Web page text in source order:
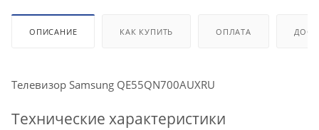
ОПИСАНИЕ КАК КУПИТЬ ОПЛАТА
Телевизор Samsung QE55QN700AUXRU
Технические характеристики